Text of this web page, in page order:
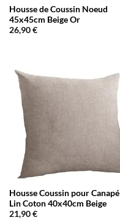
Housse de Coussin Noeud
45x45cm Beige Or
26,90€
Housse Coussin pour Canapé
Lin Coton 40x40cm Beige
21,90€